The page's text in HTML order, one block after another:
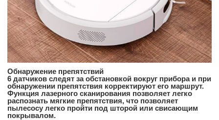
Обнаружение препятствий
6 датчиков следят за обстановкой вокруг прибора и при
обнаружении препятствия корректируют его маршрут.
Функция лазерного сканирования позволяет легко
распознать мягкие препятствия, что позволяет
пылесосу легко пройти под шторой или свисающим
покрывалом.